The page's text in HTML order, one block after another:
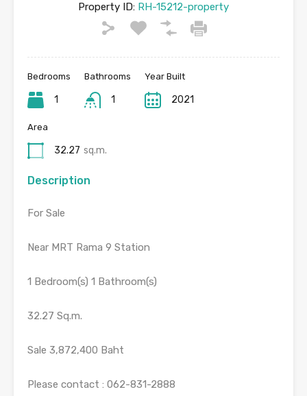
Property ID: RH-15212-property
Bedrooms
1
Bathrooms
1
Year Built
2021
Area
32.27 sq.m.
Description
For Sale
Near MRT Rama 9 Station
1 Bedroom(s) 1 Bathroom(s)
32.27 Sq.m.
Sale 3,872,400 Baht
Please contact : 062-831-2888